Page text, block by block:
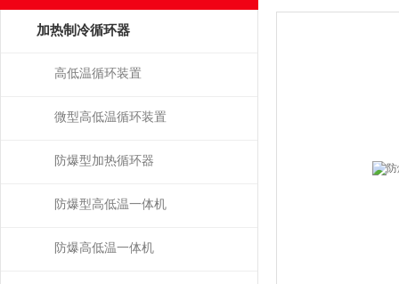
加热制冷循环器
高低温循环装置
微型高低温循环装置
防爆型加热循环器
防爆型高低温一体机
防爆高低温一体机